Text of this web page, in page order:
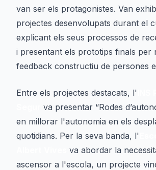
van ser els protagonistes. Van
projectes desenvolupats durant el
explicant els seus processos de
i presentant els prototips finals per
feedback constructiu de persones
Entre els projectes destacats, l'
va presentar “Rodes
en millorar l'autonomia en els
quotidians. Per la seva banda, l'
va abordar la
ascensor a l'escola, un projecte